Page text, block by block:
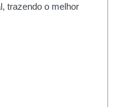
trazendo o melhor